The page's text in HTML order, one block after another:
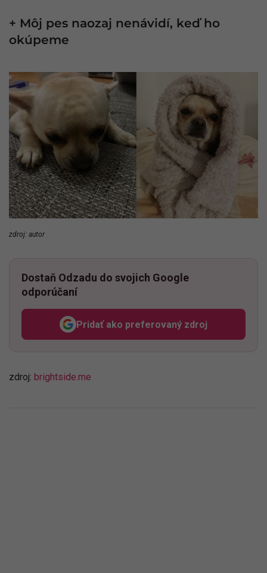
+ Môj pes naozaj nenávidí, keď ho
okúpeme
zdroj: autor
Dostaň Odzadu do svojich Google
odporúčaní
Pridať ako preferovaný zdroj
Odzadu, odkaz sa otvorí v
zdroj: brightside.me